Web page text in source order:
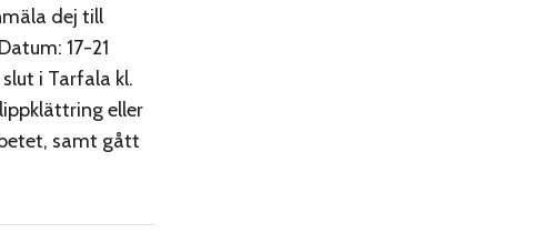
dej till
17-21
i Tarfala kl.
eller
samt gått